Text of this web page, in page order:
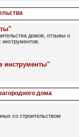
домов, отзывы о
инструменты"
дома
со строительством